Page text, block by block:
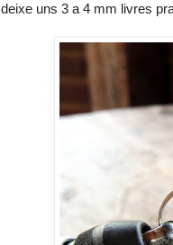
deixe uns 3 a 4 mm livres